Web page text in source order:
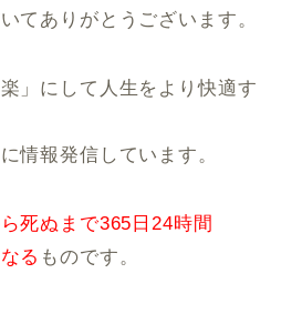
てありがとうございます。
」にして人生をより快適す
情報発信しています。
死ぬまで365日24時間
る ものです。